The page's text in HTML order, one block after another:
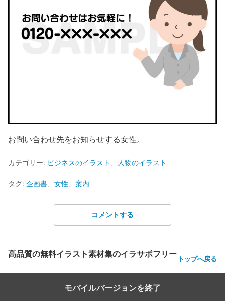
お問い合わせ先をお知らせする女性。
カテゴリー: ビジネスのイラスト 人物のイラスト
タグ: 企画書 女性 案内
コメントする
高品質の無料イラスト素材集のイラサポフリー トップへ戻る
モバイルバージョンを終了